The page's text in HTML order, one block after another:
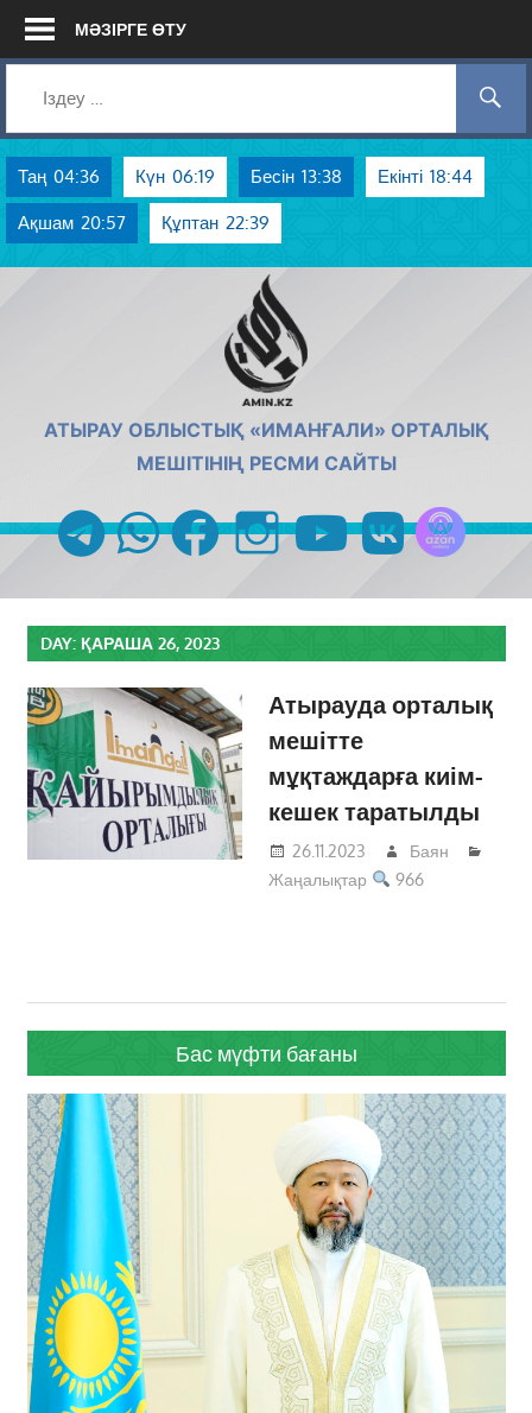
Skip
МӘЗІРГЕ ӨТУ
Таң 04:36 Күн 06:19 Бесін 13:38 Екінті 18:44
Ақшам 20:57 Құптан 22:39
АТЫРАУ ОБЛЫСТЫҚ «ИМАНҒАЛИ» ОРТАЛЫҚ
МЕШІТІНІҢ РЕСМИ САЙТЫ
telegramwhatsappfacebookinstagramyoutubevk
DAY: ҚАРАША 26, 2023
Атырауда орталық
мешітте
мұқтаждарға киім-
кешек таратылды
26.11.2023
Баян
Жаңалықтар
966
Бас мүфти бағаны